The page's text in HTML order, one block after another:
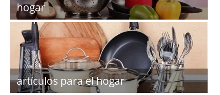
hogar
artículos para el hogar